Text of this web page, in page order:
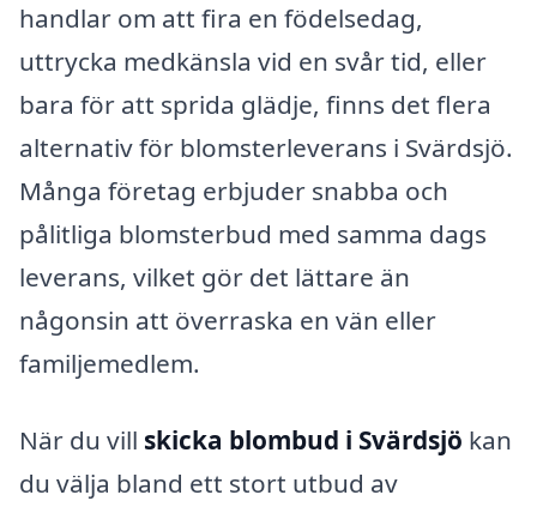
handlar om att fira en födelsedag,
uttrycka medkänsla vid en svår tid, eller
bara för att sprida glädje, finns det flera
alternativ för blomsterleverans i Svärdsjö.
Många företag erbjuder snabba och
pålitliga blomsterbud med samma dags
leverans, vilket gör det lättare än
någonsin att överraska en vän eller
familjemedlem.
När du vill skicka blombud i Svärdsjö kan
du välja bland ett stort utbud av